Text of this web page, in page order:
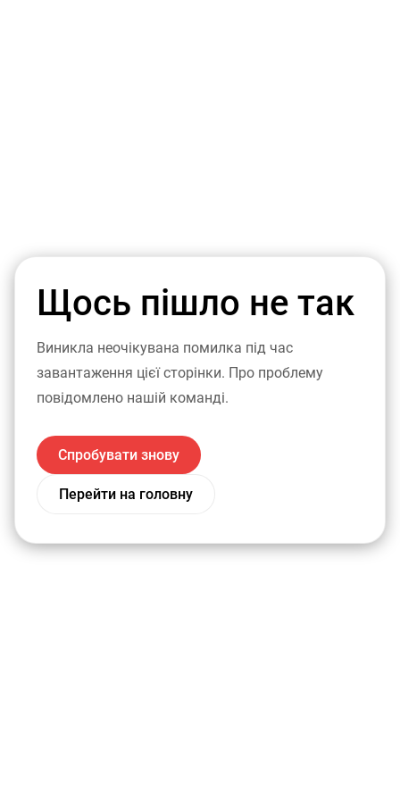
Щось пішло не так
Виникла неочікувана помилка під час
завантаження цієї сторінки. Про проблему
повідомлено нашій команді.
Спробувати знову
Перейти на головну